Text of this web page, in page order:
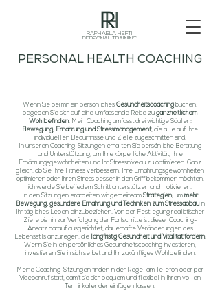
RAPHAELA HEFTI
PERSONAL TRAINING
PERSONAL HEALTH COACHING
Wenn Sie bei mir ein persönliches Gesundheitscoaching buchen,
begeben Sie sich auf eine umfassende Reise zu ganzheitlichem
Wohlbefinden. Mein Coaching umfasst drei wichtige Säulen:
Bewegung, Ernährung und Stressmanagement, die alle auf Ihre
individuellen Bedürfnisse und Ziele zugeschnitten sind.
In unseren Coaching-Sitzungen erhalten Sie persönliche Beratung
und Unterstützung, um Ihre körperliche Aktivität, Ihre
Ernährungsgewohnheiten und Ihr Stressniveau zu optimieren. Ganz
gleich, ob Sie Ihre Fitness verbessern, Ihre Ernährungsgewohnheiten
optimieren oder Ihren Stress besser in den Griff bekommen möchten,
ich werde Sie bei jedem Schritt unterstützen und motivieren.
In den Sitzungen erarbeiten wir gemeinsam Strategien, um mehr
Bewegung, gesündere Ernährung und Techniken zum Stressabbauin
Ihr tägliches Leben einzubeziehen. Von der Festlegung realistischer
Ziele bis hin zur Verfolgung der Fortschritte ist dieser Coaching-
Ansatz darauf ausgerichtet, dauerhafte Veränderungen des
Lebensstils anzuregen, die langfristig Gesundheit und Vitalität fördern.
Wenn Sie in ein persönliches Gesundheitscoaching investieren,
investieren Sie in sich selbst und Ihr zukünftiges Wohlbefinden.
Meine Coaching-Sitzungen finden in der Regel am Telefon oder per
Videoanruf statt, damit sie sich bequem und flexibel in Ihren vollen
Terminkalender einfügen lassen.